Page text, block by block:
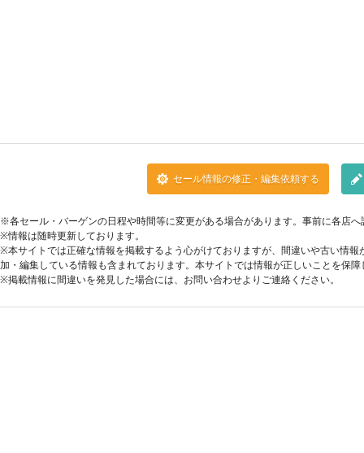
セール情報の修正・編集依頼する
※各セール・バーゲンの日程や時間等に変更がある場合があります。事前に各店
※情報は随時更新しております。
※本サイトでは正確な情報を掲載するよう心がけておりますが、間違いや古い情
加・編集している情報も含まれております。本サイトでは情報が正しいことを保
※掲載情報に間違いを発見した場合には、お問い合わせよりご連絡ください。